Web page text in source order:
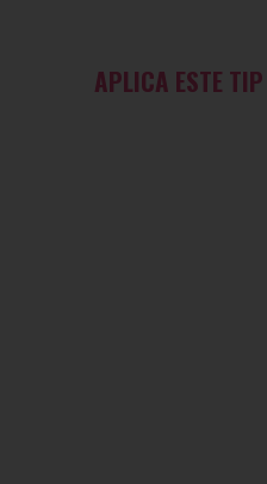
APLICA ESTE